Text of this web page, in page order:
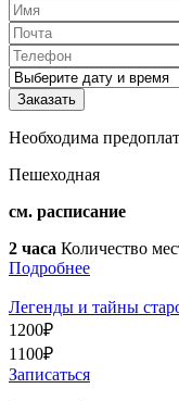
Необходима
Пешеходная
см. расписание
2 часа Количество
Подробнее
Легенды и тайны
1200₽
1100₽
Записаться